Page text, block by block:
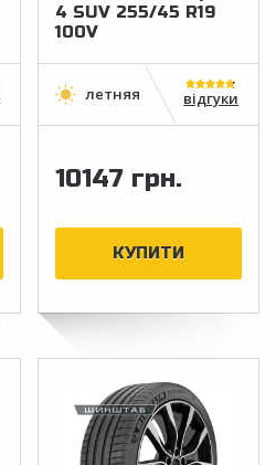
4 SUV 255/45 R19
100V
відгуки
10147 грн.